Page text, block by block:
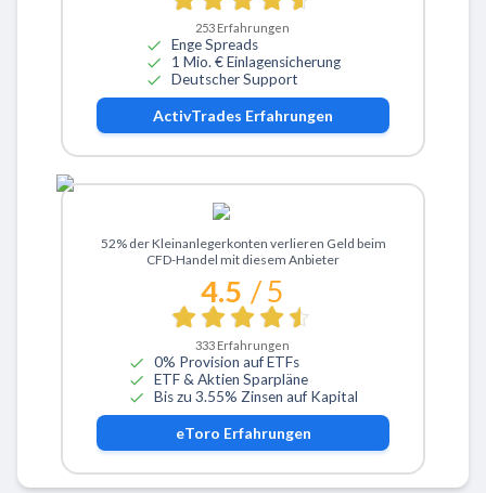
253 Erfahrungen
Enge Spreads
1 Mio. € Einlagensicherung
Deutscher Support
ActivTrades Erfahrungen
Zu eToro
52% der Kleinanlegerkonten verlieren Geld beim
CFD-Handel mit diesem Anbieter
4.5 / 5
333 Erfahrungen
0% Provision auf ETFs
ETF & Aktien Sparpläne
Bis zu 3.55% Zinsen auf Kapital
eToro Erfahrungen